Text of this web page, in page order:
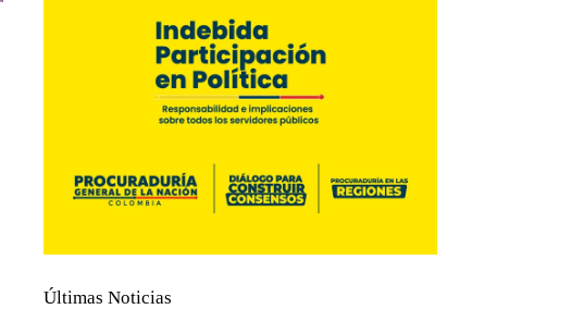
Últimas Noticias